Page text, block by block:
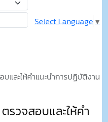
Select Language ▼
และให้คำแนะนำการปฏิบัติงาน
รวจสอบและให้คำ